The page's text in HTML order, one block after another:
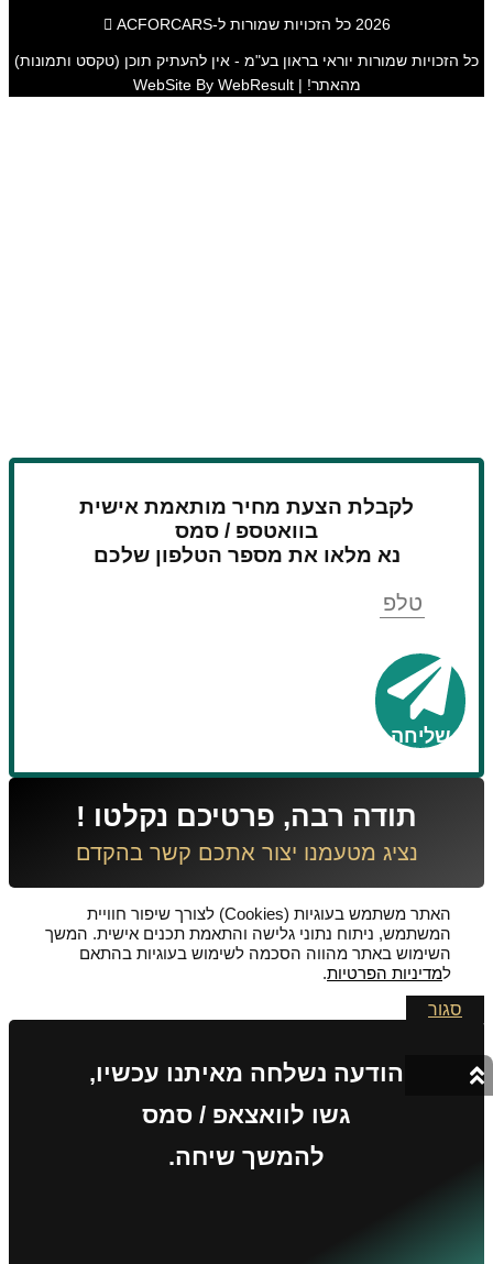
2026 כל הזכויות שמורות ל-ACFORCARS
כל הזכויות שמורות יוראי בראון בע"מ - אין להעתיק תוכן (טקסט ותמונות)
מהאתר! | WebSite By WebResult
לקבלת הצעת מחיר מותאמת אישית
בוואטספ / סמס
נא מלאו את מספר הטלפון שלכם
שליחה
תודה רבה, פרטיכם נקלטו !
נציג מטעמנו יצור אתכם קשר בהקדם
האתר משתמש בעוגיות (Cookies) לצורך שיפור חוויית
המשתמש, ניתוח נתוני גלישה והתאמת תכנים אישית. המשך
השימוש באתר מהווה הסכמה לשימוש בעוגיות בהתאם
למדיניות הפרטיות.
סגור
הודעה נשלחה מאיתנו עכשיו,
גשו לוואצאפ / סמס
להמשך שיחה.